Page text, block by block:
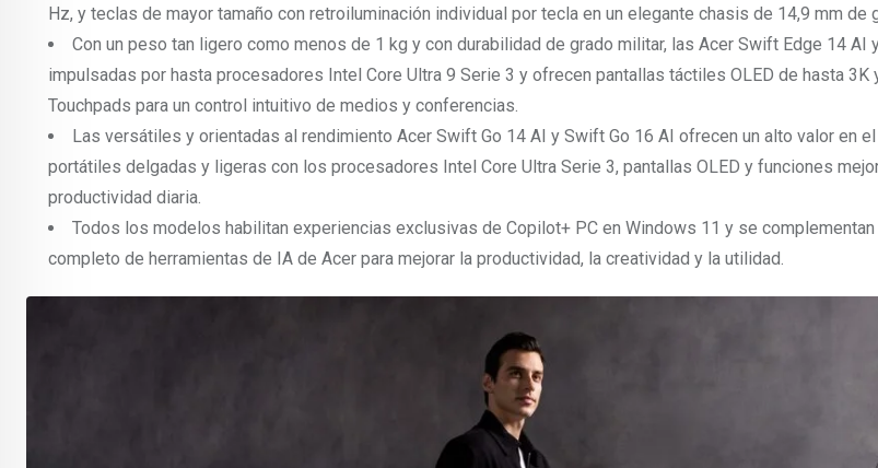
Hz, y teclas de mayor tamaño con retroiluminación individual por tecla en un elegante chasis de 14,9 mm de
Con un peso tan ligero como menos de 1 kg y con durabilidad de grado militar, las Acer Swift Edge 14 AI
impulsadas por hasta procesadores Intel Core Ultra 9 Serie 3 y ofrecen pantallas táctiles OLED de hasta 3K
Touchpads para un control intuitivo de medios y conferencias.
Las versátiles y orientadas al rendimiento Acer Swift Go 14 AI y Swift Go 16 AI ofrecen un alto valor en
portátiles delgadas y ligeras con los procesadores Intel Core Ultra Serie 3, pantallas OLED y funciones
productividad diaria.
Todos los modelos habilitan experiencias exclusivas de Copilot+ PC en Windows 11 y se complementan
completo de herramientas de IA de Acer para mejorar la productividad, la creatividad y la utilidad.